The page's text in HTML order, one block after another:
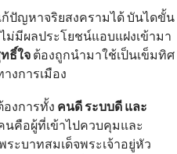
ปัญหาจริยสงครามได้ บันไดขั้น
ม่มีผลประโยชน์แอบแฝงเข้ามา
ธิ์ใจ ต้องถูกนำมาใช้เป็นเข็มทิศ
งการเมือง
งการทั้ง คนดี ระบบดี และ
นคือผู้ที่เข้าไปควบคุมและ
ะบาทสมเด็จพระเจ้าอยู่หัว